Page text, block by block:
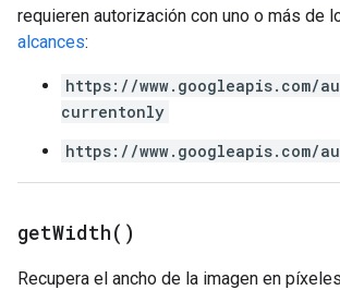
requieren autorización con uno o más de
alcances:
https://www.googleapis.com/
currentonly
https://www.googleapis.com/
getWidth( )
Recupera el ancho de la imagen en